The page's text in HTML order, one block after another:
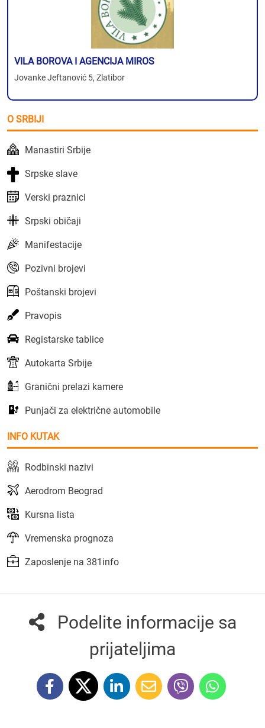
VILA BOROVA I AGENCIJA MIROS
Jovanke Jeftanović 5, Zlatibor
O SRBIJI
Manastiri Srbije
Srpske slave
Verski praznici
Srpski običaji
Manifestacije
Pozivni brojevi
Poštanski brojevi
Pravopis
Registarske tablice
Autokarta Srbije
Granični prelazi kamere
Punjači za električne automobile
INFO KUTAK
Rodbinski nazivi
Aerodrom Beograd
Kursna lista
Vremenska prognoza
Zaposlenje na 381info
Podelite informacije sa
prijateljima